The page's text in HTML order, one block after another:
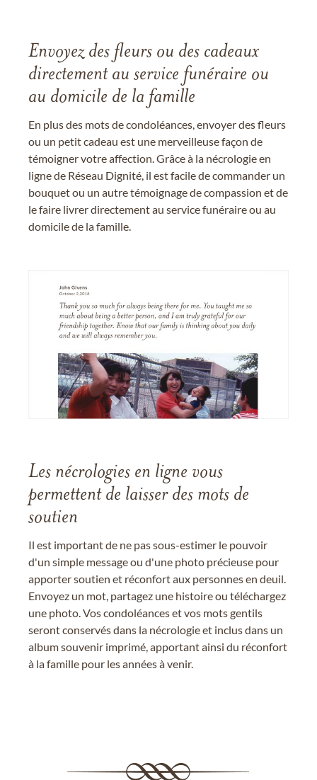
Envoyez des fleurs ou des cadeaux
directement au service funéraire ou
au domicile de la famille
En plus des mots de condoléances, envoyer des fleurs
ou un petit cadeau est une merveilleuse façon de
témoigner votre affection. Grâce à la nécrologie en
ligne de Réseau Dignité, il est facile de commander un
bouquet ou un autre témoignage de compassion et de
le faire livrer directement au service funéraire ou au
domicile de la famille.
Les nécrologies en ligne vous
permettent de laisser des mots de
soutien
Il est important de ne pas sous-estimer le pouvoir
d'un simple message ou d'une photo précieuse pour
apporter soutien et réconfort aux personnes en deuil.
Envoyez un mot, partagez une histoire ou téléchargez
une photo. Vos condoléances et vos mots gentils
seront conservés dans la nécrologie et inclus dans un
album souvenir imprimé, apportant ainsi du réconfort
à la famille pour les années à venir.